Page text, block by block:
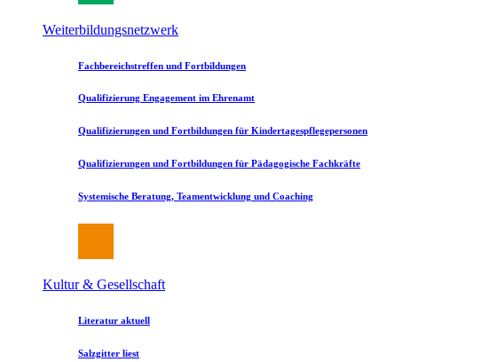
Weiterbildungsnetzwerk
Fachbereichstreffen und Fortbildungen
Qualifizierung Engagement im Ehrenamt
Qualifizierungen und Fortbildungen für Kindertagespflegepersonen
Qualifizierungen und Fortbildungen für Pädagogische Fachkräfte
Systemische Beratung, Teamentwicklung und Coaching
Kultur & Gesellschaft
Literatur aktuell
Salzgitter liest